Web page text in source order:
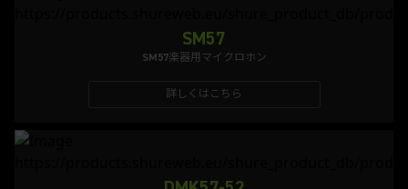
SM57
SM57楽器用マイクロホン
詳しくはこちら